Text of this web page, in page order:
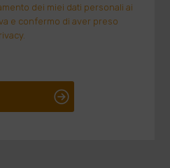
dei miei dati personali ai
e confermo di aver preso